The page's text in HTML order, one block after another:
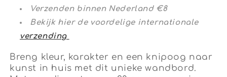
Verzenden binnen Nederland €8
Bekijk hier de voordelige internationale
verzending
Breng kleur, karakter en een knipoog naar
kunst in huis met dit unieke wandbord.